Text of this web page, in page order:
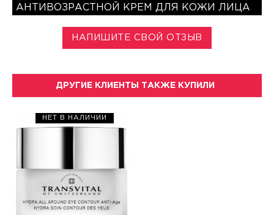
АНТИВОЗРАСТНОЙ КРЕМ ДЛЯ КОЖИ ЛИЦА
НАПИШИТЕ СВОЙ ОТЗЫВ
ДРУГИЕ КЛИЕНТЫ ТАКЖЕ КУПИЛИ
НЕТ В НАЛИЧИИ